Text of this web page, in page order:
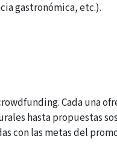
gastronómica, etc.).
Cada una
hasta propuestas
con las metas del